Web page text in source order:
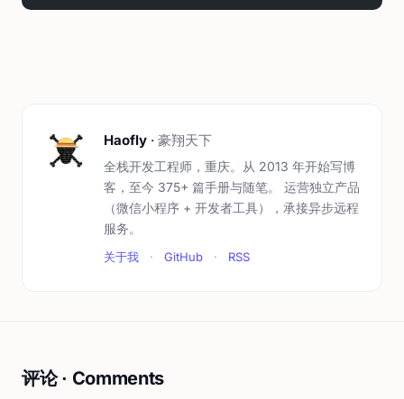
Haofly · 豪翔天下
全栈开发工程师，重庆。从 2013 年开始写博
客，至今 375+ 篇手册与随笔。 运营独立产品
（微信小程序 + 开发者工具），承接异步远程
服务。
关于我 · GitHub · RSS
评论 · Comments